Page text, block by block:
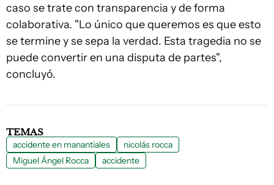
caso se trate con transparencia y de forma
colaborativa. "Lo único que queremos es que esto
se termine y se sepa la verdad. Esta tragedia no se
puede convertir en una disputa de partes",
concluyó.
TEMAS
accidente en manantiales
nicolás rocca
Miguel Ángel Rocca
accidente